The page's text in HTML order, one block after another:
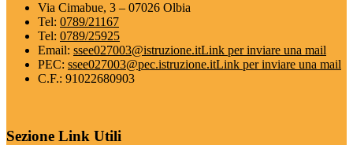
Via Cimabue, 3 – 07026 Olbia
Tel: 0789/21167
Tel: 0789/25925
Email: ssee027003@istruzione.itLink per inviare una mail
PEC: ssee027003@pec.istruzione.itLink per inviare una mail
C.F.: 91022680903
Sezione Link Utili